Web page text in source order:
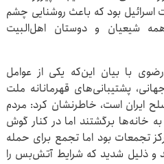
بود که باعث روشنایی چشم
شیعیان و دوستان اهل‌البیت
با بیان این‌که یکی از عوامل
پشتیبانی‌های قهرمانانه ملت
ایران است، خاطرنشان کرد: مردم
خانه‌ها برگشتند اما در کنار گوش
تجمعات بود اما تجمع برای حمله
و ذلیل شدید که شرایط آتش‌بس را